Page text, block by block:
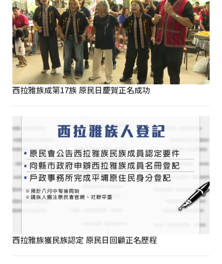
西拉雅族成第17族 原民日慶賀正名成功
西拉雅族獲民族認定 原民日回顧正名歷程